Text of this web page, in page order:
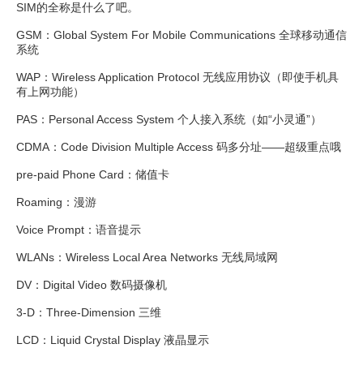
SIM的全称是什么了吧。
GSM：Global System For Mobile Communications 全球移动通信
系统
WAP：Wireless Application Protocol 无线应用协议（即使手机具
有上网功能）
PAS：Personal Access System 个人接入系统（如“小灵通”）
CDMA：Code Division Multiple Access 码多分址——超级重点哦
pre-paid Phone Card：储值卡
Roaming：漫游
Voice Prompt：语音提示
WLANs：Wireless Local Area Networks 无线局域网
DV：Digital Video 数码摄像机
3-D：Three-Dimension 三维
LCD：Liquid Crystal Display 液晶显示